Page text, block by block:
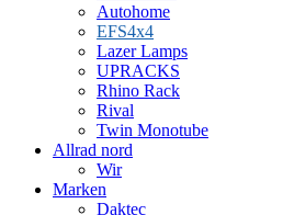
Autohome
EFS4x4
Lazer Lamps
UPRACKS
Rhino Rack
Rival
Twin Monotube
Allrad nord
Wir
Marken
Daktec